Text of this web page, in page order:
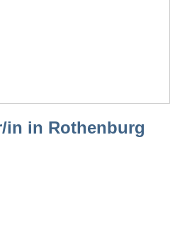
in in Rothenburg